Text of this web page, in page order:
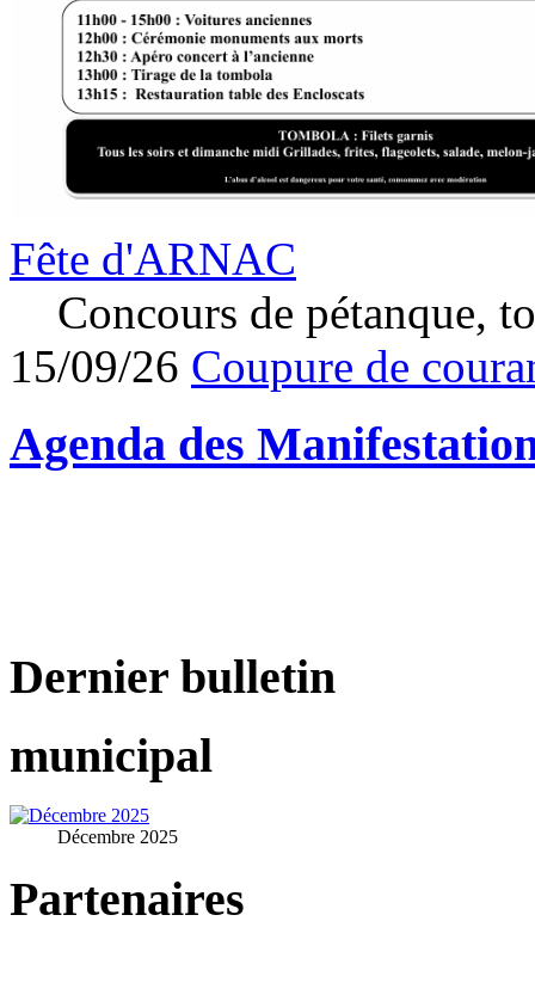
Fête d'ARNAC
Concours de pétanque,
15/09/26 Coupure de
Agenda des
Dernier bulletin
municipal
Décembre 2025
Partenaires